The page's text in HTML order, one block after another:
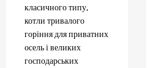
класичного типу,
котли тривалого
горіння для приватних
осель і великих
господарських